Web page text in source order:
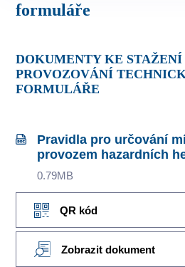
formuláře
DOKUMENTY KE STAŽENÍ ZE SLOŽKY
PROVOZOVÁNÍ
FORMULÁŘE
Pravidla pro určování
provozem hazardních
0.79MB
QR kód
Zobrazit dokument